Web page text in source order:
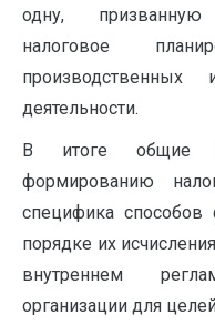
одну, призванную
налоговое
производственных
деятельности.
В итоге общие
формированию
специфика
порядке их
внутреннем
организации для